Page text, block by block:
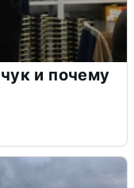
и почему